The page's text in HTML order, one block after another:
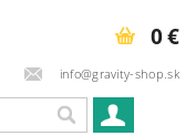
info@gravity-shop.sk
0 €